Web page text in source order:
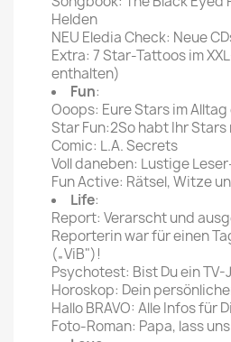
Helden
NEU Eledia Check: Neue
Extra: 7 Star-Tattoos im
enthalten)
Fun:
Ooops: Eure Stars im
Star Fun:2So habt Ihr
Comic: L.A. Secrets
Voll daneben: Lustige
Fun Active: Rätsel, Witze
Life:
Report: Verarscht und
Reporterin war für einen
(„ViB")!
Psychotest: Bist Du ein TV-
Horoskop: Dein
Hallo BRAVO: Alle Infos für
Foto-Roman: Papa, lass